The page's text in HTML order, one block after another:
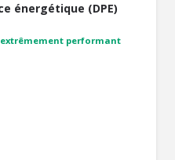
énergétique (DPE)
performant